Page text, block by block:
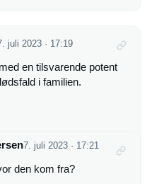
juli 2023 · 17:19
en tilsvarende potent
i familien.
7. juli 2023 · 17:21
den kom fra?